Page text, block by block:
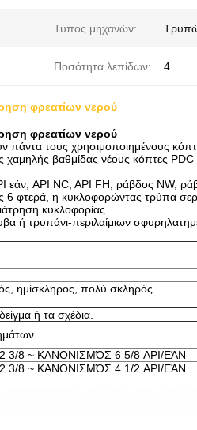
Τύπος μηχανών:
Ποσότητα λεπίδων: 4
φρεατίων νερού
φρεατίων νερού
πάντα τους χρησιμοποιημένους
βαθμίδας νέους κόπτες PDC
εάν, API NC, API FH, ράβδος NW,
φτερά, η κυκλοφορώντας τρύπα
κυκλοφορίας.
ή τρυπάνι-περιλαίμιων
ημίσκληρος, πολύ σκληρός
ή τα σχέδια.
3/8 ~ ΚΑΝΟΝΙΣΜΌΣ 6 5/8 API/ΕΆΝ
3/8 ~ ΚΑΝΟΝΙΣΜΌΣ 4 1/2 API/ΕΆΝ